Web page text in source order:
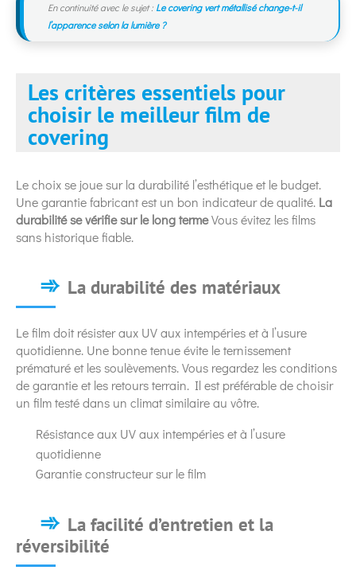
En continuité avec le sujet : Le covering vert métallisé change-t-il
l’apparence selon la lumière ?
Les critères essentiels pour
choisir le meilleur film de
covering
Le choix se joue sur la durabilité l’esthétique et le budget.
Une garantie fabricant est un bon indicateur de qualité. La
durabilité se vérifie sur le long termeVous évitez les films
sans historique fiable.
La durabilité des matériaux
Le film doit résister aux UV aux intempéries et à l’usure
quotidienne. Une bonne tenue évite le ternissement
prématuré et les soulèvements. Vous regardez les conditions
de garantie et les retours terrain. Il est préférable de choisir
un film testé dans un climat similaire au vôtre.
Résistance aux UV aux intempéries et à l’usure
quotidienne
Garantie constructeur sur le film
La facilité d’entretien et la
réversibilité